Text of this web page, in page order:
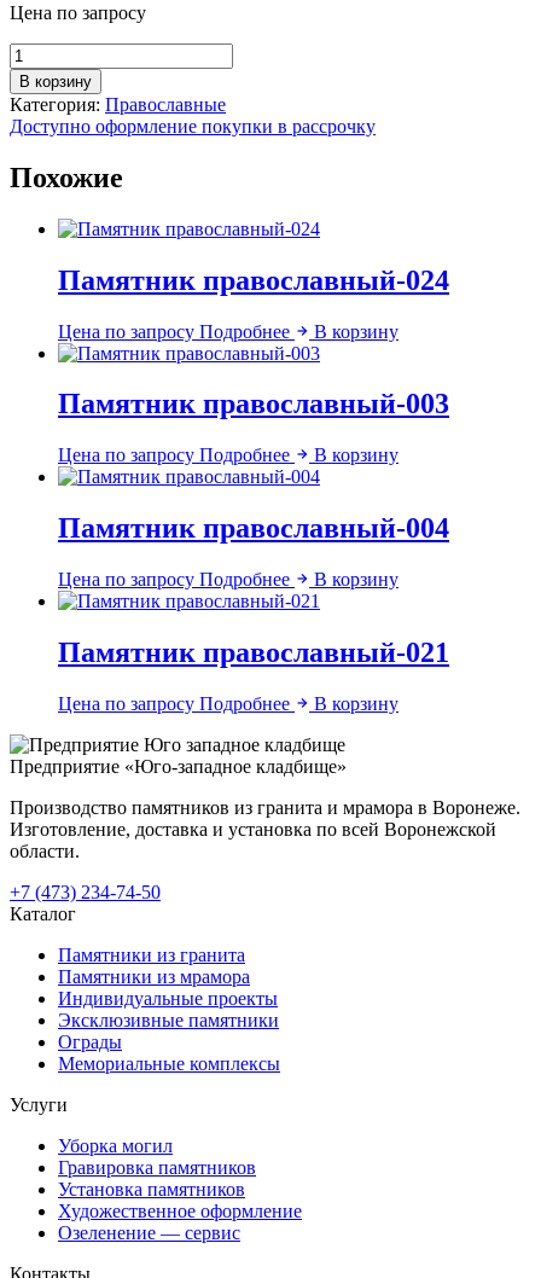
Цена по запросу
Количество
товара
Памятник
православный-085
В корзину
Категория: Православные
Доступно оформление покупки в рассрочку
Похожие
Памятник православный-024
Цена по запросу Подробнее В корзину
Памятник православный-003
Цена по запросу Подробнее В корзину
Памятник православный-004
Цена по запросу Подробнее В корзину
Памятник православный-021
Цена по запросу Подробнее В корзину
Предприятие «Юго-западное кладбище»
Производство памятников из гранита и мрамора в Воронеже.
Изготовление, доставка и установка по всей Воронежской
области.
+7 (473) 234-74-50
Каталог
Памятники из гранита
Памятники из мрамора
Индивидуальные проекты
Эксклюзивные памятники
Ограды
Мемориальные комплексы
Услуги
Уборка могил
Гравировка памятников
Установка памятников
Художественное оформление
Озеленение — сервис
Контакты